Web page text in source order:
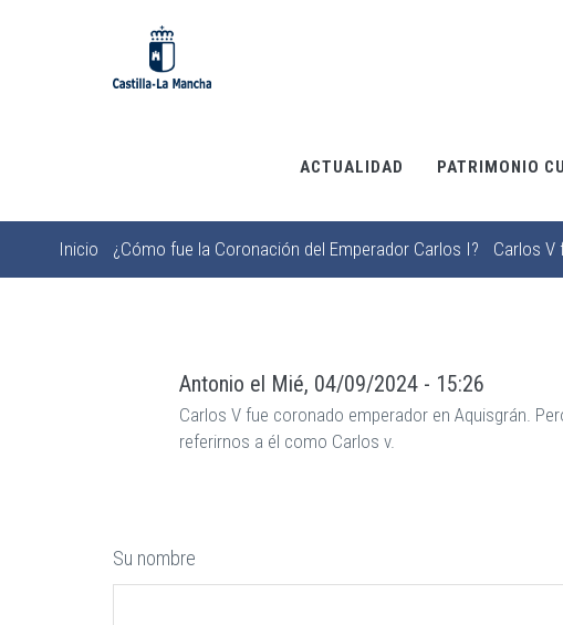
ACTUALIDAD PATRIMONIO
Sobrescribir
Inicio ¿Cómo fue la Coronación del Emperador Carlos I? Carlos V
Antonio el Mié, 04/09/2024 - 15:26
Carlos V fue coronado emperador en Aquisgrán.
referirnos a él como Carlos v.
Su nombre